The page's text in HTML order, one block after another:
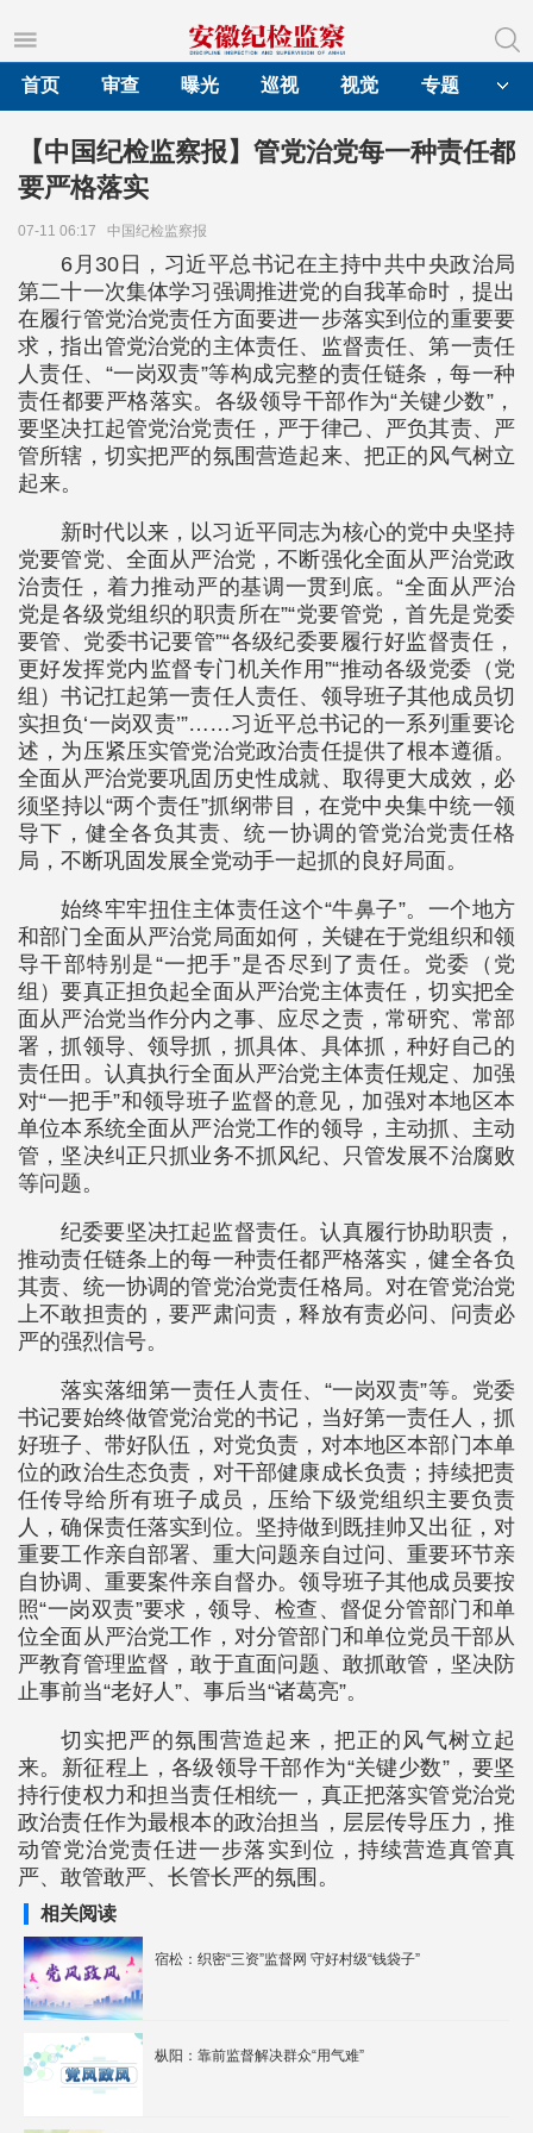
首页
审查 曝光 巡视 视觉 专题
【中国纪检监察报】管党治党每一种责任都
要严格落实
07-11 06:17 中国纪检监察报
6月30日，习近平总书记在主持中共中央政治局
第二十一次集体学习强调推进党的自我革命时，提出
在履行管党治党责任方面要进一步落实到位的重要要
求，指出管党治党的主体责任、监督责任、第一责任
人责任、“一岗双责”等构成完整的责任链条，每一种
责任都要严格落实。各级领导干部作为“关键少数”，
要坚决扛起管党治党责任，严于律己、严负其责、严
管所辖，切实把严的氛围营造起来、把正的风气树立
起来。
新时代以来，以习近平同志为核心的党中央坚持
党要管党、全面从严治党，不断强化全面从严治党政
治责任，着力推动严的基调一贯到底。“全面从严治
党是各级党组织的职责所在”“党要管党，首先是党委
要管、党委书记要管”“各级纪委要履行好监督责任，
更好发挥党内监督专门机关作用”“推动各级党委（党
组）书记扛起第一责任人责任、领导班子其他成员切
实担负‘一岗双责’”……习近平总书记的一系列重要论
述，为压紧压实管党治党政治责任提供了根本遵循。
全面从严治党要巩固历史性成就、取得更大成效，必
须坚持以“两个责任”抓纲带目，在党中央集中统一领
导下，健全各负其责、统一协调的管党治党责任格
局，不断巩固发展全党动手一起抓的良好局面。
始终牢牢扭住主体责任这个“牛鼻子”。一个地方
和部门全面从严治党局面如何，关键在于党组织和领
导干部特别是“一把手”是否尽到了责任。党委（党
组）要真正担负起全面从严治党主体责任，切实把全
面从严治党当作分内之事、应尽之责，常研究、常部
署，抓领导、领导抓，抓具体、具体抓，种好自己的
责任田。认真执行全面从严治党主体责任规定、加强
对“一把手”和领导班子监督的意见，加强对本地区本
单位本系统全面从严治党工作的领导，主动抓、主动
管，坚决纠正只抓业务不抓风纪、只管发展不治腐败
等问题。
纪委要坚决扛起监督责任。认真履行协助职责，
推动责任链条上的每一种责任都严格落实，健全各负
其责、统一协调的管党治党责任格局。对在管党治党
上不敢担责的，要严肃问责，释放有责必问、问责必
严的强烈信号。
落实落细第一责任人责任、“一岗双责”等。党委
书记要始终做管党治党的书记，当好第一责任人，抓
好班子、带好队伍，对党负责，对本地区本部门本单
位的政治生态负责，对干部健康成长负责；持续把责
任传导给所有班子成员，压给下级党组织主要负责
人，确保责任落实到位。坚持做到既挂帅又出征，对
重要工作亲自部署、重大问题亲自过问、重要环节亲
自协调、重要案件亲自督办。领导班子其他成员要按
照“一岗双责”要求，领导、检查、督促分管部门和单
位全面从严治党工作，对分管部门和单位党员干部从
严教育管理监督，敢于直面问题、敢抓敢管，坚决防
止事前当“老好人”、事后当“诸葛亮”。
切实把严的氛围营造起来，把正的风气树立起
来。新征程上，各级领导干部作为“关键少数”，要坚
持行使权力和担当责任相统一，真正把落实管党治党
政治责任作为最根本的政治担当，层层传导压力，推
动管党治党责任进一步落实到位，持续营造真管真
严、敢管敢严、长管长严的氛围。
相关阅读
宿松：织密“三资”监督网 守好村级“钱袋子”
枞阳：靠前监督解决群众“用气难”